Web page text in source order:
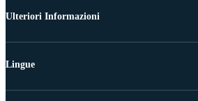
Ulteriori Informazioni
Lingue